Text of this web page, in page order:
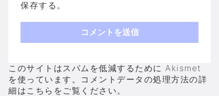
保存する。
このサイトはスパムを低減するために Akismet
を使っています。 コメントデータの処理方法の詳
細はこちらをご覧ください。